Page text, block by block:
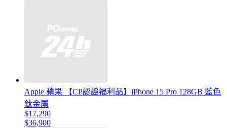
Apple 蘋果 【CP認證福利品】iPhone 15 Pro 128GB 藍色
鈦金屬
$17,290
$36,900